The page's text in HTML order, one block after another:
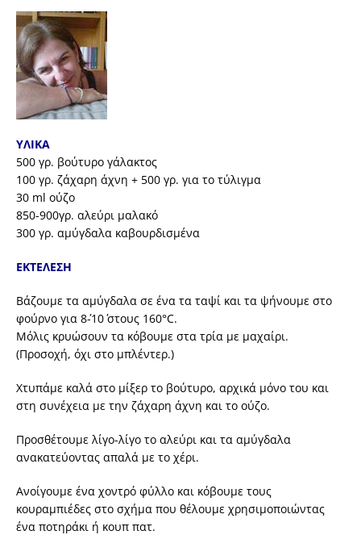
ΥΛΙΚΑ
500 γρ. βούτυρο γάλακτος
100 γρ. ζάχαρη άχνη + 500 γρ. για το τύλιγμα
30 ml ούζο
850-900γρ. αλεύρι μαλακό
300 γρ. αμύγδαλα καβουρδισμένα
ΕΚΤΕΛΕΣΗ
Βάζουμε τα αμύγδαλα σε ένα τα ταψί και τα ψήνουμε στο
φούρνο για 8΄-10΄ στους 160°C.
Μόλις κρυώσουν τα κόβουμε στα τρία με μαχαίρι.
(Προσοχή, όχι στο μπλέντερ.)
Χτυπάμε καλά στο μίξερ το βούτυρο, αρχικά μόνο του και
στη συνέχεια με την ζάχαρη άχνη και το ούζο.
Προσθέτουμε λίγο-λίγο το αλεύρι και τα αμύγδαλα
ανακατεύοντας απαλά με το χέρι.
Ανοίγουμε ένα χοντρό φύλλο και κόβουμε τους
κουραμπιέδες στο σχήμα που θέλουμε χρησιμοποιώντας
ένα ποτηράκι ή κουπ πατ.